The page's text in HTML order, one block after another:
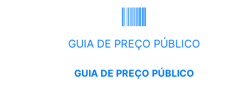
GUIA DE PREÇO PÚBLICO
GUIA DE PREÇO PÚBLICO